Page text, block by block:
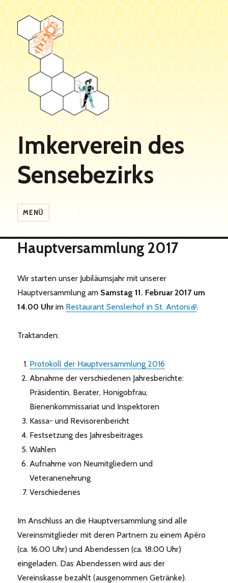
Imkerverein des
Sensebezirks
MENÜ
Hauptversammlung 2017
Wir starten unser Jubiläumsjahr mit unserer
Hauptversammlung am Samstag 11. Februar 2017 um
14.00 Uhrim Restaurant Senslerhof in St. Antoni .
Traktanden:
Protokoll der Hauptversammlung 2016
Abnahme der verschiedenen Jahresberichte:
Präsidentin, Berater, Honigobfrau,
Bienenkommissariat und Inspektoren
Kassa- und Revisorenbericht
Festsetzung des Jahresbeitrages
Wahlen
Aufnahme von Neumitgliedern und
Veteranenehrung
Verschiedenes
Im Anschluss an die Hauptversammlung sind alle
Vereinsmitglieder mit deren Partnern zu einem Apéro
(ca. 16.00 Uhr) und Abendessen (ca. 18.00 Uhr)
eingeladen. Das Abendessen wird aus der
Vereinskasse bezahlt (ausgenommen Getränke).